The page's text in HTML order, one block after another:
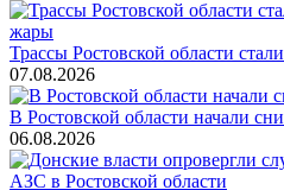
Трассы Ростовской области
07.08.2026
В Ростовской области начали
06.08.2026